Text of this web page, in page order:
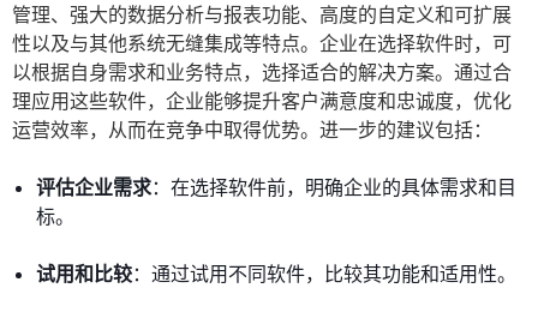
管理、强大的数据分析与报表功能、高度的自定义和可扩展
性以及与其他系统无缝集成等特点。企业在选择软件时，可
以根据自身需求和业务特点，选择适合的解决方案。通过合
理应用这些软件，企业能够提升客户满意度和忠诚度，优化
运营效率，从而在竞争中取得优势。进一步的建议包括：
评估企业需求：在选择软件前，明确企业的具体需求和目
标。
试用和比较：通过试用不同软件，比较其功能和适用性。